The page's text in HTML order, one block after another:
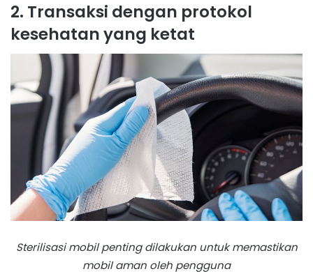
2. Transaksi dengan protokol
kesehatan yang ketat
Sterilisasi mobil penting dilakukan untuk memastikan
mobil aman oleh pengguna